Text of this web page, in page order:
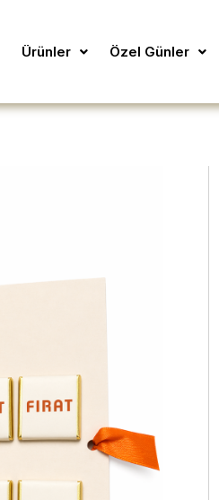
Ürünler Özel Günler